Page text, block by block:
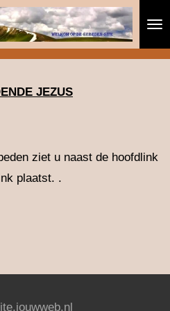
JEZUS
ziet u naast de hoofdlink
plaatst. .